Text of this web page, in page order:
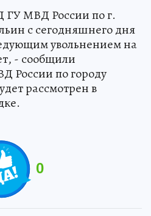
МВД России по г.
с сегодняшнего дня
увольнением на
- сообщили
России по городу
рассмотрен в
0